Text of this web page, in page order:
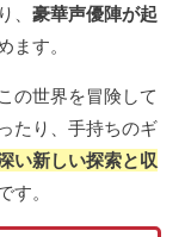
豪華声優陣が起
ます。
の世界を冒険して
たり、手持ちのギ
い新しい探索と収
す。